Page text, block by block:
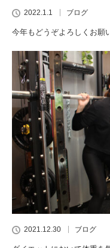
2022.1.1 ブログ
今年もどうぞよろしくお願
2021.12.30 ブログ